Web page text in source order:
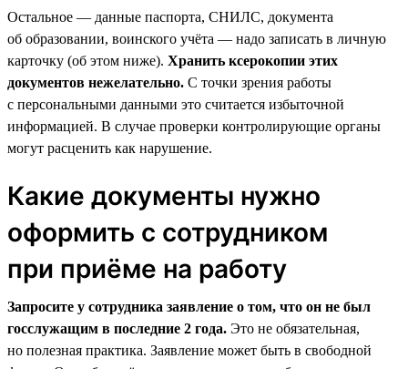
Остальное — данные паспорта, СНИЛС, документа
об образовании, воинского учёта — надо записать в личную
карточку (об этом ниже). Хранить ксерокопии этих
документов нежелательно. С точки зрения работы
с персональными данными это считается избыточной
информацией. В случае проверки контролирующие органы
могут расценить как нарушение.
Какие документы нужно
оформить с сотрудником
при приёме на работу
Запросите у сотрудника заявление о том, что он не был
госслужащим в последние 2 года. Это не обязательная,
но полезная практика. Заявление может быть в свободной